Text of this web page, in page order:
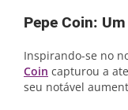
Pepe Coin:
Inspirando-se no
Coin capturou a
seu notável